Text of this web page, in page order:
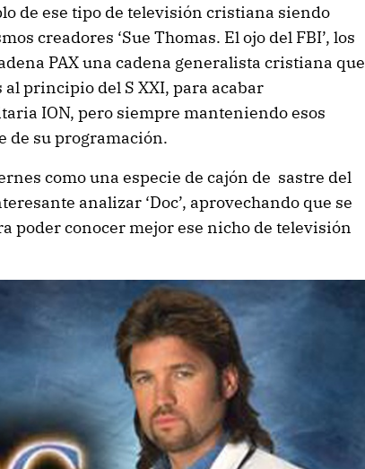
de ese tipo de televisión cristiana siendo
creadores ‘Sue Thomas. El ojo del FBI’, los
PAX una cadena generalista cristiana que
principio del S XXI, para acabar
ION, pero siempre manteniendo esos
de su programación.
como una especie de cajón de sastre del
analizar ‘Doc’, aprovechando que se
poder conocer mejor ese nicho de televisión